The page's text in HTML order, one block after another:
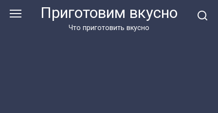
Приготовим вкусно
Что приготовить вкусно